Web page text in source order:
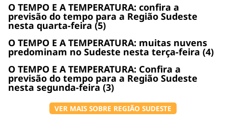
O TEMPO E A TEMPERATURA: confira a
previsão do tempo para a Região Sudeste
nesta quarta-feira (5)
O TEMPO E A TEMPERATURA: muitas nuvens
predominam no Sudeste nesta terça-feira (4)
O TEMPO E A TEMPERATURA: Confira a
previsão do tempo para a Região Sudeste
nesta segunda-feira (3)
VER MAIS SOBRE REGIÃO SUDESTE